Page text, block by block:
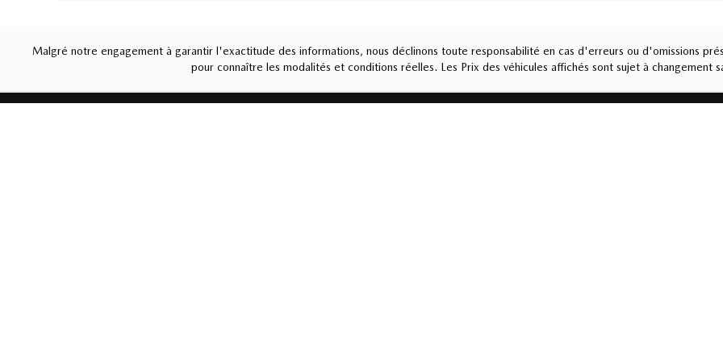
Malgré notre engagement à garantir l'exactitude des informations, nous déclinons toute responsabilité en cas d'erreurs ou d'omissions
pour connaître les modalités et conditions réelles. Les Prix des véhicules affichés sont sujet à changement